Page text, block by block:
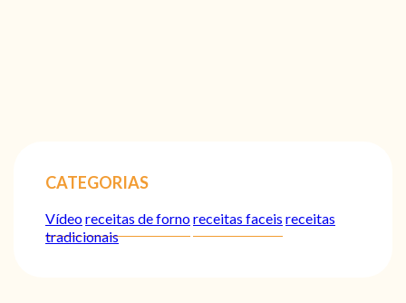
CATEGORIAS
Vídeoreceitas de fornoreceitas faceis receitas
tradicionais